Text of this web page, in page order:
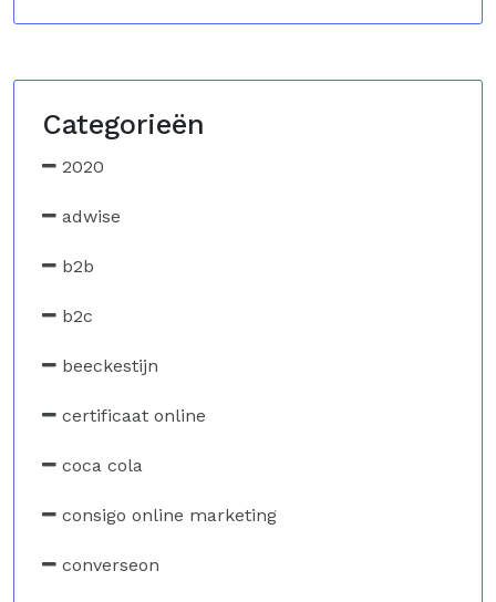
Categorieën
2020
adwise
b2b
b2c
beeckestijn
certificaat online
coca cola
consigo online marketing
converseon